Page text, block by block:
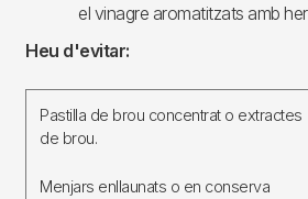
el vinagre aromatitzats amb
Heu d'evitar:
Pastilla de brou concentrat o extractes
de brou.
Menjars enllaunats o en conserva